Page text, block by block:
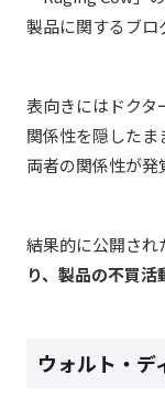
製品に関するブロ
表向きにはドク
関係性を隠した
両者の関係性が発
結果的に公開され
り、製品の不買
ウォルト・デ